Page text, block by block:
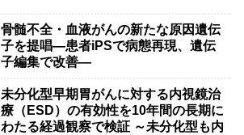
骨髄不全・血液がんの新たな原因遺伝
子を提唱―患者iPSで病態再現、遺伝
子編集で改善―
未分化型早期胃がんに対する内視鏡治
療（ESD）の有効性を10年間の長期に
わたる経過観察で検証 ～未分化型も内